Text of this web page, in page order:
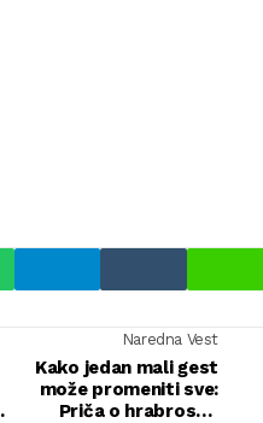
Naredna Vest
Kako jedan mali gest
može promeniti sve:
Priča o hrabrosti i